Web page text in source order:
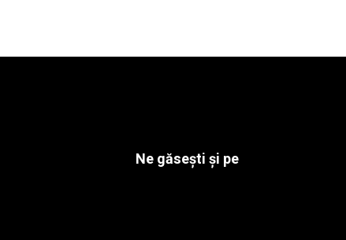
Ne găsești și pe